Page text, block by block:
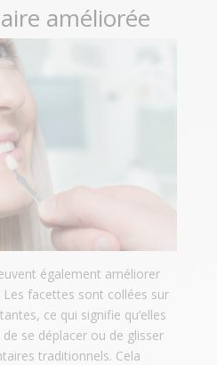
améliorée
également améliorer
Les facettes sont collées sur
ce qui signifie qu’elles
se déplacer ou de glisser
traditionnels. Cela